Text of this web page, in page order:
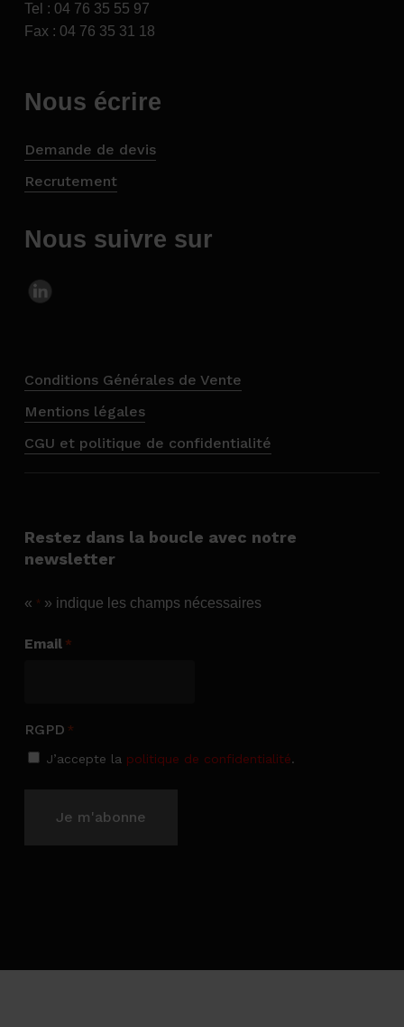
Tel : 04 76 35 55 97
Fax : 04 76 35 31 18
Nous écrire
Demande de devis
Recrutement
Nous suivre sur
Conditions Générales de Vente
Mentions légales
CGU et politique de confidentialité
Restez dans la boucle avec notre
newsletter
« * » indique les champs nécessaires
Email *
RGPD *
J’accepte la politique de confidentialité.